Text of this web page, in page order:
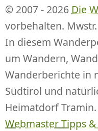
© 2007 - 2026 Die
vorbehalten.
In diesem
um Wandern,
Wanderberichte in
Südtirol und
Heimatdorf
Webmaster Tipps &